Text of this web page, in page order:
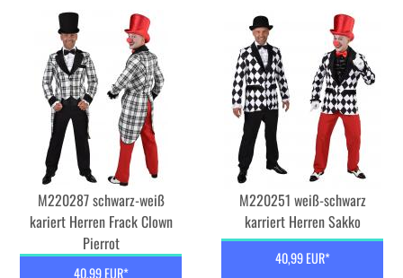
M220287 schwarz-weiß
kariert Herren Frack Clown
Pierrot
40,99 EUR*
M220251 weiß-schwarz
karriert Herren Sakko
40,99 EUR*